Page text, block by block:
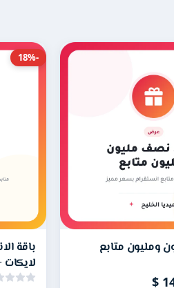
في الهاشتاقات والإكسبلور
ضغط الطلبات، ويكتمل تدريجيًا للحفاظ
ومليون متابع
-18%
باقة